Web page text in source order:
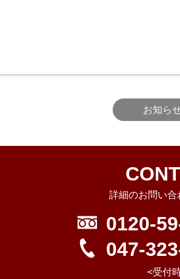
お知ら
詳細のお問い合
0120-
047-
<受付